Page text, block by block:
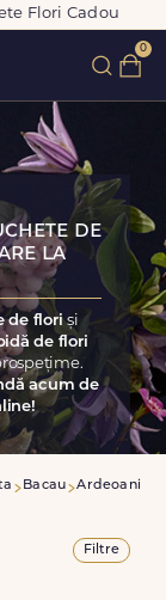
Flori Cadou
0
de
la
de floriși
de flori
acum de
Bacau Ardeoani
Filtre